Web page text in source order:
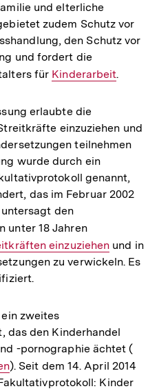
und elterliche
zudem Schutz vor
den Schutz vor
und fordert die
für Interner
Kinderarbeit.
erlaubte die
einzuziehen und
teilnehmen
wurde durch ein
genannt,
das im Februar 2002
den
unter 18 JahrenInterner
Link:
einzuziehen und in
zu verwickeln. Es
zweites
das den Kinderhandel
-pornographie ächtet (
). Seit dem 14. April 2014
Kinder